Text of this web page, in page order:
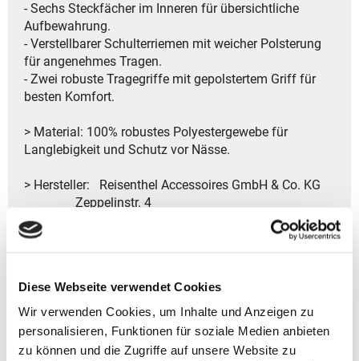
Diese Webseite verwendet Cookies
Wir verwenden Cookies, um Inhalte und Anzeigen zu
personalisieren, Funktionen für soziale Medien anbieten
zu können und die Zugriffe auf unsere Website zu
- Sechs Steckfächer im Inneren für übersichtliche
Aufbewahrung.
- Verstellbarer Schulterriemen mit weicher Polsterung
für angenehmes Tragen.
- Zwei robuste Tragegriffe mit gepolstertem Griff für
besten Komfort.
> Material: 100% robustes Polyestergewebe für
Langlebigkeit und Schutz vor Nässe.
> Hersteller: Reisenthel Accessoires GmbH & Co. KG
Zeppelinstr. 4
82205 Gilching
Deutschland
Fax: +49 8105 77292-920
E-Mail: service@reisenthel.com